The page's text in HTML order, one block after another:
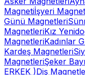
Magnetiİşyeri
Günü Magnetleri
MagnetleriKız
MagnetleriKadınlar
Kardeş Magnetleri
MagnetleriŞeker
ERKEK )Diş